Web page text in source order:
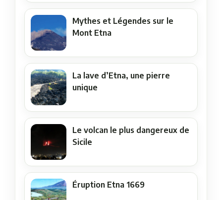
Mythes et Légendes sur le
Mont Etna
La lave d’Etna, une pierre
unique
Le volcan le plus dangereux de
Sicile
Éruption Etna 1669